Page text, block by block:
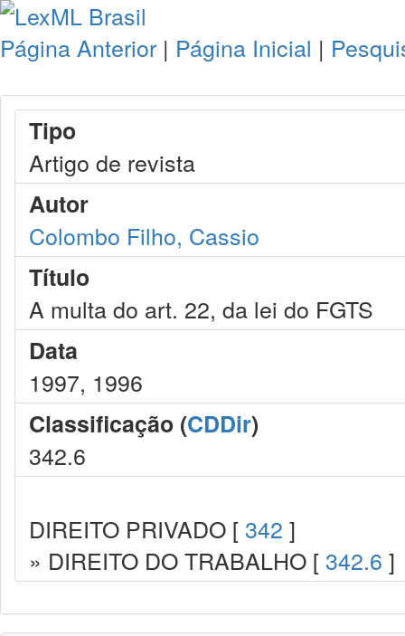
Página Anterior | Página Inicial |
Tipo
Artigo de revista
Autor
Colombo Filho, Cassio
Título
A multa do art. 22, da lei do FGTS
Data
1997, 1996
Classificação (CDDir)
342.6
DIREITO PRIVADO [ 342 ]
» DIREITO DO TRABALHO [ 342.6 ]